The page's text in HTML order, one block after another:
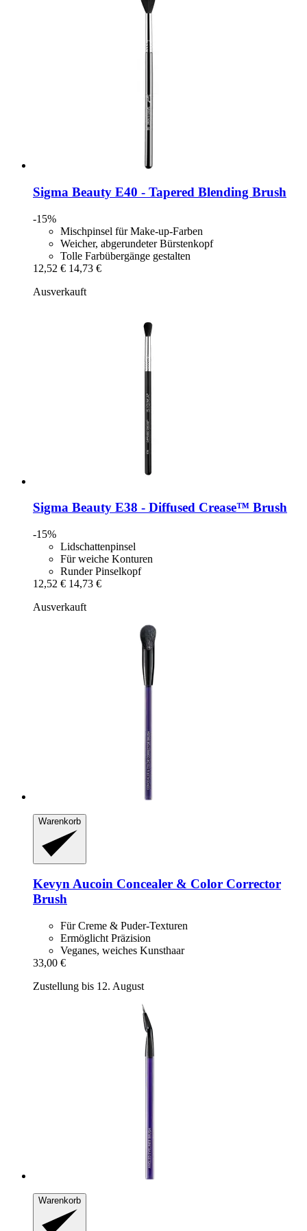
Sigma Beauty E40 -​ Tapered Blending Brush
-15%
Mischpinsel für Make-up-Farben
Weicher, abgerundeter Bürstenkopf
Tolle Farbübergänge gestalten
12,52 € 14,73 €
Ausverkauft
Sigma Beauty E38 -​ Diffused Crease™ Brush
-15%
Lidschattenpinsel
Für weiche Konturen
Runder Pinselkopf
12,52 € 14,73 €
Ausverkauft
Warenkorb
Kevyn Aucoin Concealer & Color Corrector
Brush
Für Creme & Puder-Texturen
Ermöglicht Präzision
Veganes, weiches Kunsthaar
33,00 €
Zustellung bis 12. August
Warenkorb